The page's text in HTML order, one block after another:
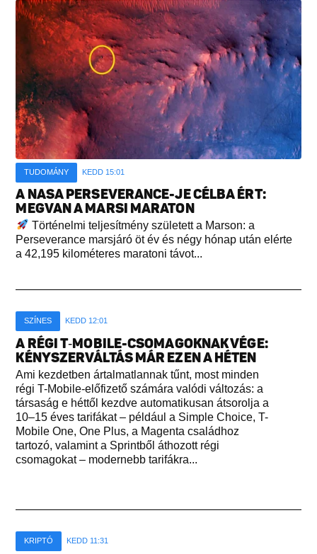
TUDOMÁNY KEDD 15:01
A NASA PERSEVERANCE-JE CÉLBA ÉRT:
MEGVAN A MARSI MARATON
Történelmi teljesítmény született a Marson: a
Perseverance marsjáró öt év és négy hónap után elérte
a 42,195 kilométeres maratoni távot...
SZÍNES KEDD 12:01
A RÉGI T‑MOBILE-CSOMAGOKNAK VÉGE:
KÉNYSZERVÁLTÁS MÁR EZEN A HÉTEN
Ami kezdetben ártalmatlannak tűnt, most minden
régi T-Mobile-előfizető számára valódi változás: a
társaság e héttől kezdve automatikusan átsorolja a
10–15 éves tarifákat – például a Simple Choice, T-
Mobile One, One Plus, a Magenta családhoz
tartozó, valamint a Sprintből áthozott régi
csomagokat – modernebb tarifákra...
KRIPTÓ KEDD 11:31